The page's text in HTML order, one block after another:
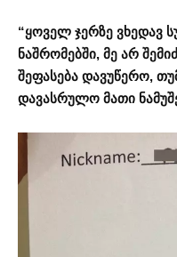
“ყოველ ჯერზე ვხედავ
ნაშრომებში, მე არ
შეფასება დავუწერო,
დავასრულო მათი